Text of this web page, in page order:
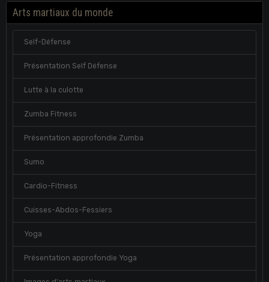
Arts martiaux du monde
Self-Défense
Présentation Self Défense
Lutte à la culotte
Zumba Fitness
Présentation approfondie Zumba
Sumo
Cardio-Fitness
Cuisses-Abdos-Fessiers
Yoga
Présentation approfondie Yoga